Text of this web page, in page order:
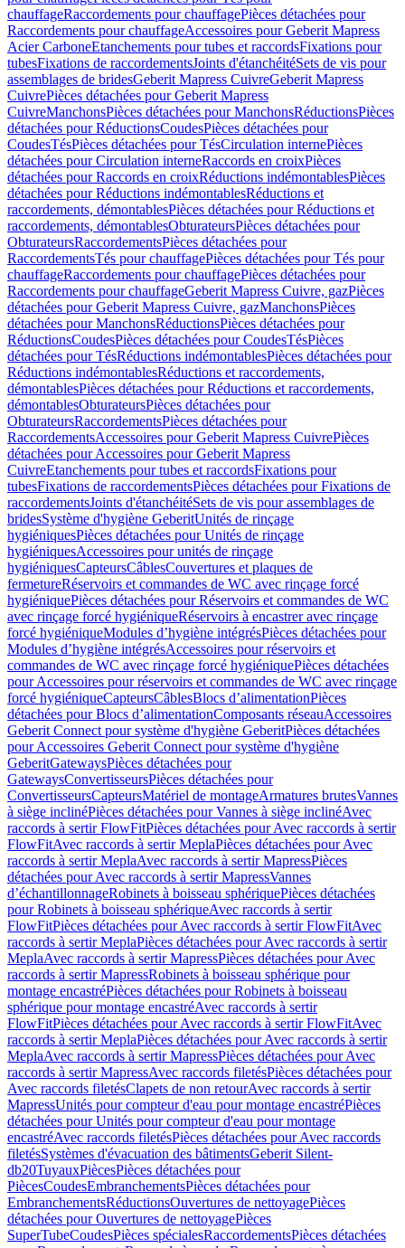
chauffageRaccordements pour chauffagePièces détachées pour
Raccordements pour chauffageAccessoires pour Geberit Mapress
Acier CarboneEtanchements pour tubes et raccordsFixations pour
tubesFixations de raccordementsJoints d'étanchéitéSets de vis pour
assemblages de bridesGeberit Mapress CuivreGeberit Mapress
CuivrePièces détachées pour Geberit Mapress
CuivreManchonsPièces détachées pour ManchonsRéductionsPièces
détachées pour RéductionsCoudesPièces détachées pour
CoudesTésPièces détachées pour TésCirculation internePièces
détachées pour Circulation interneRaccords en croixPièces
détachées pour Raccords en croixRéductions indémontablesPièces
détachées pour Réductions indémontablesRéductions et
raccordements, démontablesPièces détachées pour Réductions et
raccordements, démontablesObturateursPièces détachées pour
ObturateursRaccordementsPièces détachées pour
RaccordementsTés pour chauffagePièces détachées pour Tés pour
chauffageRaccordements pour chauffagePièces détachées pour
Raccordements pour chauffageGeberit Mapress Cuivre, gazPièces
détachées pour Geberit Mapress Cuivre, gazManchonsPièces
détachées pour ManchonsRéductionsPièces détachées pour
RéductionsCoudesPièces détachées pour CoudesTésPièces
détachées pour TésRéductions indémontablesPièces détachées pour
Réductions indémontablesRéductions et raccordements,
démontablesPièces détachées pour Réductions et raccordements,
démontablesObturateursPièces détachées pour
ObturateursRaccordementsPièces détachées pour
RaccordementsAccessoires pour Geberit Mapress CuivrePièces
détachées pour Accessoires pour Geberit Mapress
CuivreEtanchements pour tubes et raccordsFixations pour
tubesFixations de raccordementsPièces détachées pour Fixations de
raccordementsJoints d'étanchéitéSets de vis pour assemblages de
bridesSystème d'hygiène GeberitUnités de rinçage
hygiéniquesPièces détachées pour Unités de rinçage
hygiéniquesAccessoires pour unités de rinçage
hygiéniquesCapteursCâblesCouvertures et plaques de
fermetureRéservoirs et commandes de WC avec rinçage forcé
hygiéniquePièces détachées pour Réservoirs et commandes de WC
avec rinçage forcé hygiéniqueRéservoirs à encastrer avec rinçage
forcé hygiéniqueModules d’hygiène intégrésPièces détachées pour
Modules d’hygiène intégrésAccessoires pour réservoirs et
commandes de WC avec rinçage forcé hygiéniquePièces détachées
pour Accessoires pour réservoirs et commandes de WC avec rinçage
forcé hygiéniqueCapteursCâblesBlocs d’alimentationPièces
détachées pour Blocs d’alimentationComposants réseauAccessoires
Geberit Connect pour système d'hygiène GeberitPièces détachées
pour Accessoires Geberit Connect pour système d'hygiène
GeberitGatewaysPièces détachées pour
GatewaysConvertisseursPièces détachées pour
ConvertisseursCapteursMatériel de montageArmatures brutesVannes
à siège inclinéPièces détachées pour Vannes à siège inclinéAvec
raccords à sertir FlowFitPièces détachées pour Avec raccords à sertir
FlowFitAvec raccords à sertir MeplaPièces détachées pour Avec
raccords à sertir MeplaAvec raccords à sertir MapressPièces
détachées pour Avec raccords à sertir MapressVannes
d’échantillonnageRobinets à boisseau sphériquePièces détachées
pour Robinets à boisseau sphériqueAvec raccords à sertir
FlowFitPièces détachées pour Avec raccords à sertir FlowFitAvec
raccords à sertir MeplaPièces détachées pour Avec raccords à sertir
MeplaAvec raccords à sertir MapressPièces détachées pour Avec
raccords à sertir MapressRobinets à boisseau sphérique pour
montage encastréPièces détachées pour Robinets à boisseau
sphérique pour montage encastréAvec raccords à sertir
FlowFitPièces détachées pour Avec raccords à sertir FlowFitAvec
raccords à sertir MeplaPièces détachées pour Avec raccords à sertir
MeplaAvec raccords à sertir MapressPièces détachées pour Avec
raccords à sertir MapressAvec raccords filetésPièces détachées pour
Avec raccords filetésClapets de non retourAvec raccords à sertir
MapressUnités pour compteur d'eau pour montage encastréPièces
détachées pour Unités pour compteur d'eau pour montage
encastréAvec raccords filetésPièces détachées pour Avec raccords
filetésSystèmes d'évacuation des bâtimentsGeberit Silent-
db20TuyauxPiècesPièces détachées pour
PiècesCoudesEmbranchementsPièces détachées pour
EmbranchementsRéductionsOuvertures de nettoyagePièces
détachées pour Ouvertures de nettoyagePièces
SuperTubeCoudesPièces spécialesRaccordementsPièces détachées